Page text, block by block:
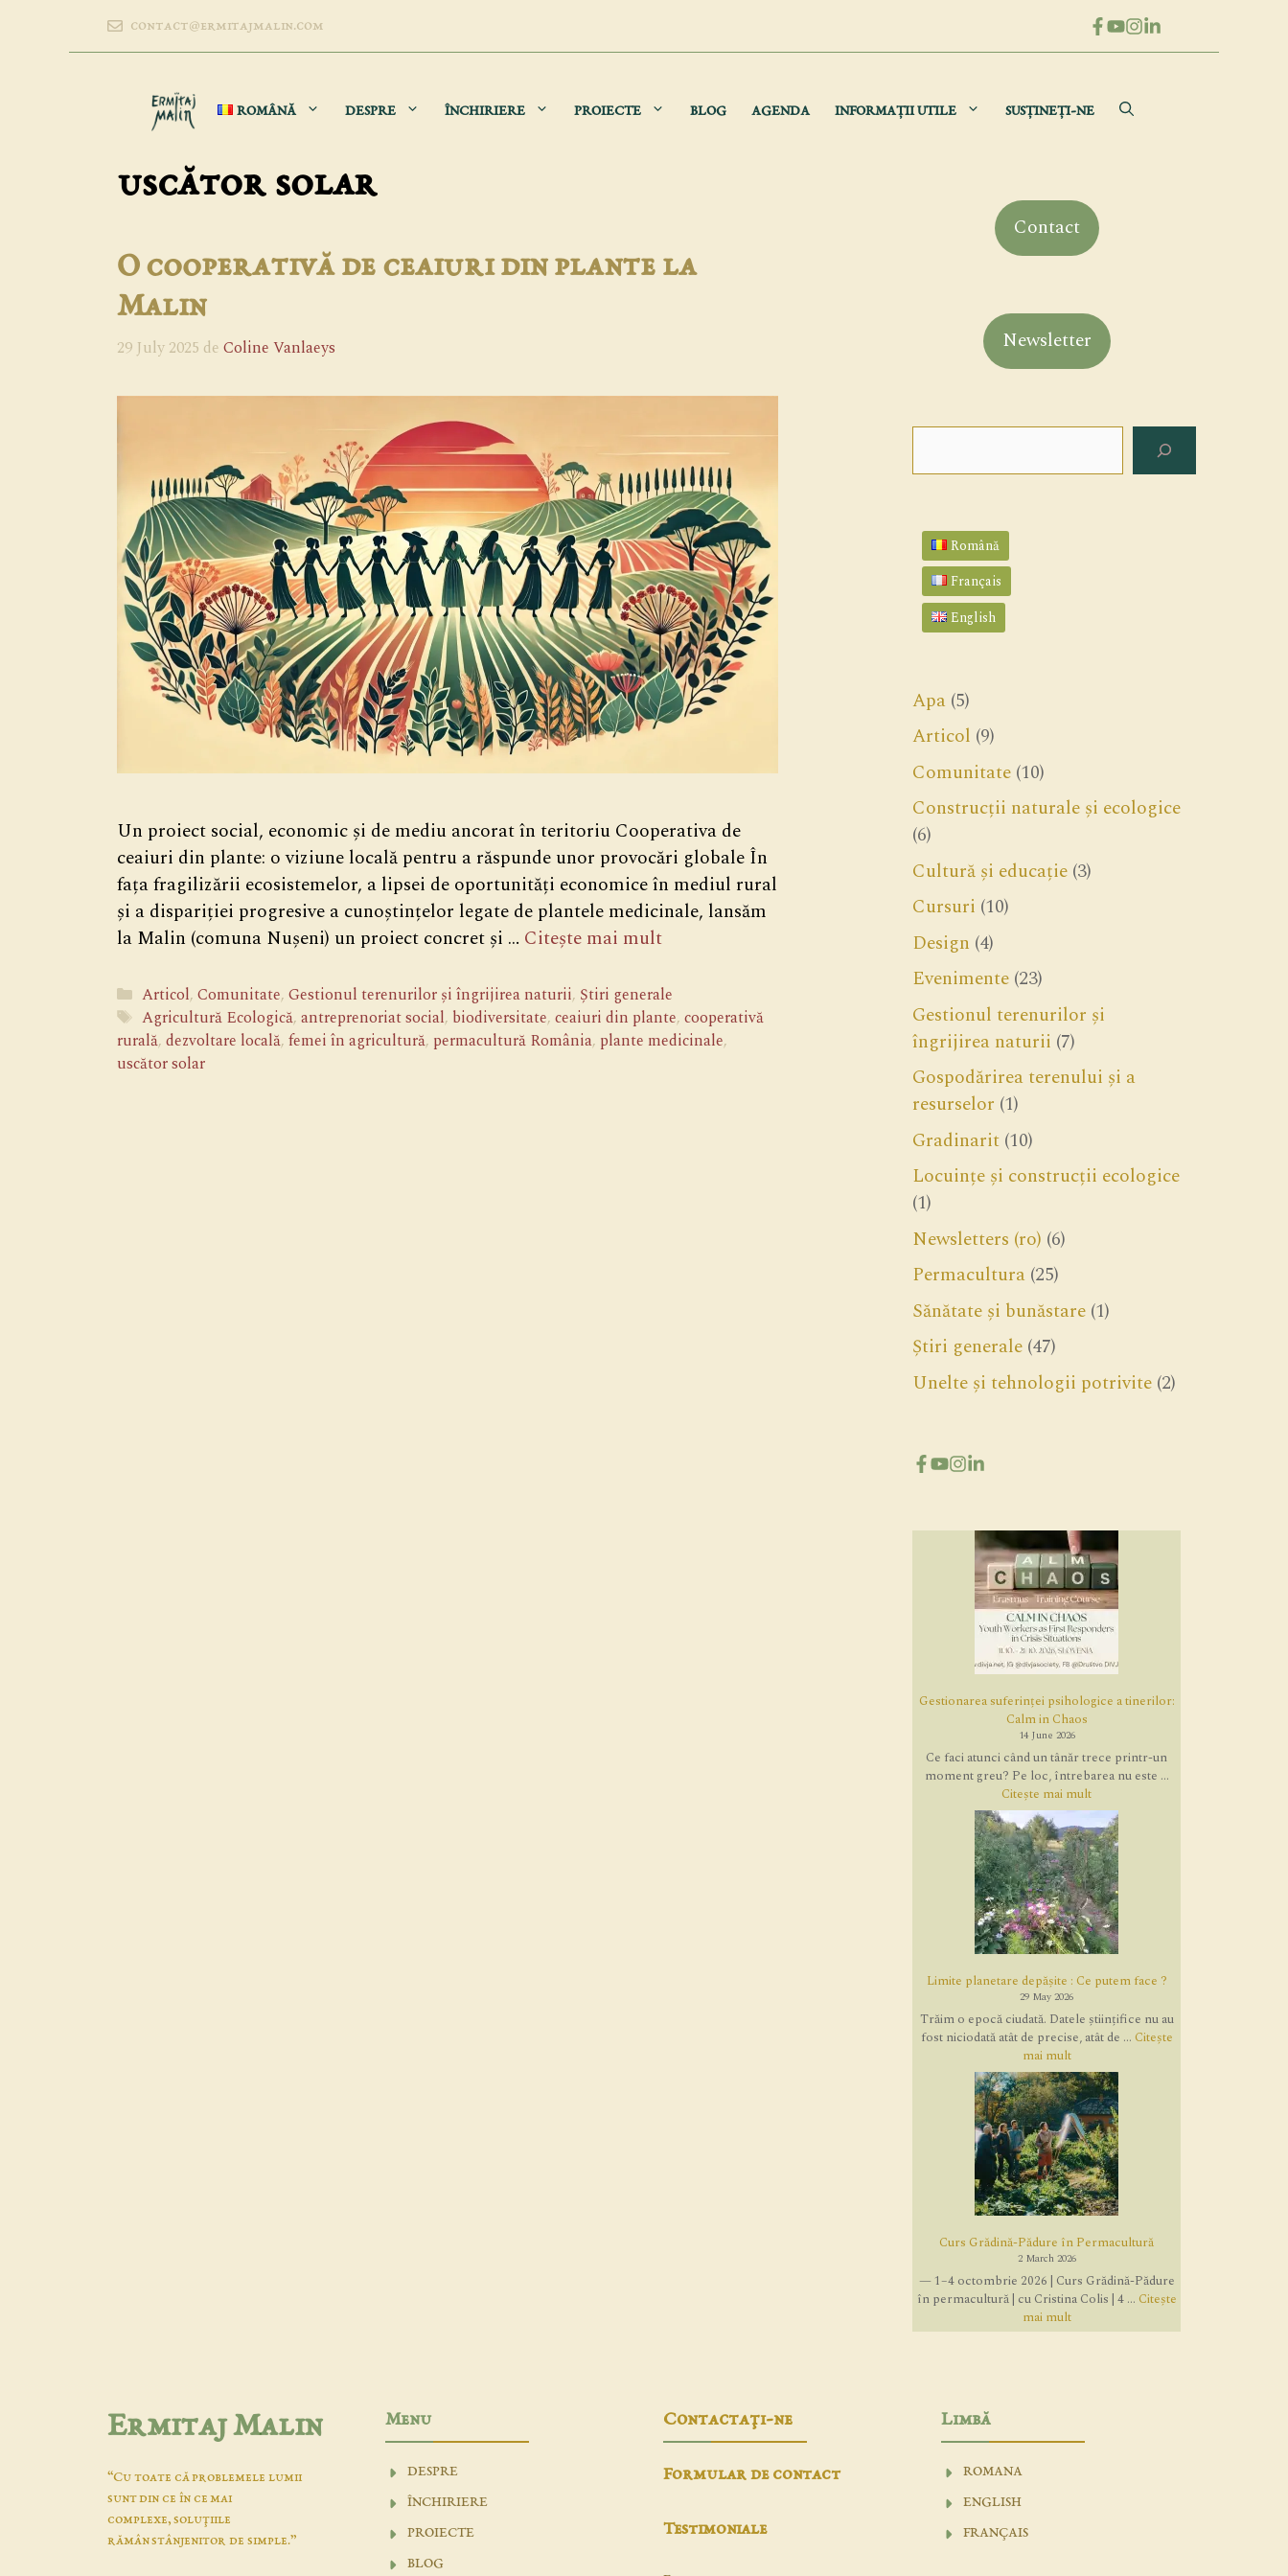
contact@ermitajmalin.com
ROMÂNĂ DESPRE ÎNCHIRIERE PROIECTE BLOG AGENDA INFORMAȚII UTILE SUSȚINEȚI-NE
uscător solar
O cooperativă de ceaiuri din plante la
Malin
29 July 2025 de Coline Vanlaeys
Un proiect social, economic și de mediu ancorat în teritoriu Cooperativa de
ceaiuri din plante: o viziune locală pentru a răspunde unor provocări globale În
fața fragilizării ecosistemelor, a lipsei de oportunități economice în mediul rural
și a dispariției progresive a cunoștințelor legate de plantele medicinale, lansăm
la Malin (comuna Nușeni) un proiect concret și … Citește mai mult
Categorii
Articol, Comunitate, Gestionul terenurilor și îngrijirea naturii, Știri generale
Etichete
Agricultură Ecologică, antreprenoriat social, biodiversitate, ceaiuri din plante, cooperativă
rurală, dezvoltare locală, femei în agricultură, permacultură România, plante medicinale,
uscător solar
Contact
Newsletter
Română
Français
English
Apa (5)
Articol (9)
Comunitate (10)
Construcții naturale și ecologice
(6)
Cultură și educație (3)
Cursuri (10)
Design (4)
Evenimente (23)
Gestionul terenurilor și
îngrijirea naturii (7)
Gospodărirea terenului și a
resurselor (1)
Gradinarit (10)
Locuințe și construcții ecologice
(1)
Newsletters (ro) (6)
Permacultura (25)
Sănătate și bunăstare (1)
Știri generale (47)
Unelte și tehnologii potrivite (2)
Gestionarea suferinței psihologice a tinerilor:
Calm in Chaos
14 June 2026
Ce faci atunci când un tânăr trece printr-un
moment greu? Pe loc, întrebarea nu este ...
Citește mai mult
Limite planetare depășite : Ce putem face ?
29 May 2026
Trăim o epocă ciudată. Datele științifice nu au
fost niciodată atât de precise, atât de ... Citește
mai mult
Curs Grădină-Pădure în Permacultură
2 March 2026
— 1–4 octombrie 2026 | Curs Grădină-Pădure
în permacultură | cu Cristina Colis | 4 ... Citește
mai mult
Ermitaj Malin
“Cu toate că problemele lumii
sunt din ce în ce mai
complexe, soluţiile
rămân stânjenitor de simple.”
Menu
DESPRE
ÎNCHIRIERE
PROIECTE
BLOG
Contactaţi-ne
Formular de contact
Testimoniale
Limbă
ROMANA
ENGLISH
FRANÇAIS